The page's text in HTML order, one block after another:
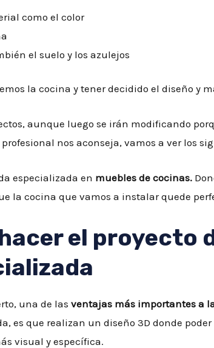
como el color
el suelo y los azulejos
la cocina y tener decidido el diseño y
aunque luego se irán modificando
nos aconseja, vamos a ver los
especializada en muebles de cocinas.
la cocina que vamos a instalar quede
el proyecto
una de las ventajas más importantes a
es que realizan un diseño 3D donde
visual y específica.